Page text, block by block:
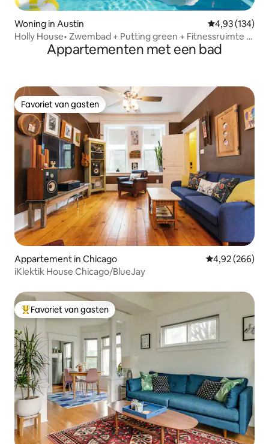
Woning in Austin Gemiddelde
4,93 (134)
Holly House• Zwembad + Putting green + Fitnessruimte •
5 minuten naar het centrum
Appartementen met een bad
Favoriet van gasten
Favoriet van gasten
Appartement in Chicago Gemiddelde
4,92 (266)
iKlektik House Chicago/BlueJay
Topfavoriet van gasten
Favoriet van gasten